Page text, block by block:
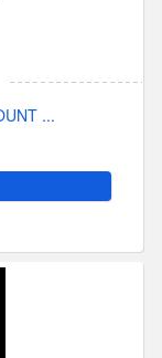
...